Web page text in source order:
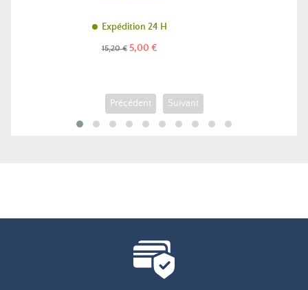
Expédition 24 H
Prix
15,20 € Prix
5,00 €
Précédent Suivant